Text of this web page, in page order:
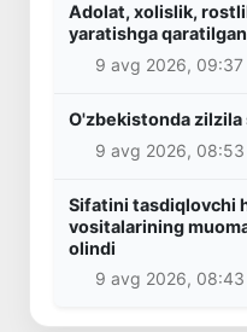
Adolat, xolislik,
yaratishga
9 avg 2026, 09:37
O'zbekistonda zilzila
9 avg 2026, 08:53
Sifatini tasdiqlovchi
vositalarining
olindi
9 avg 2026, 08:43